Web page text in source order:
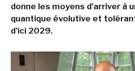
donne les moyens d'arriver à
quantique évolutive et
d'ici 2029.